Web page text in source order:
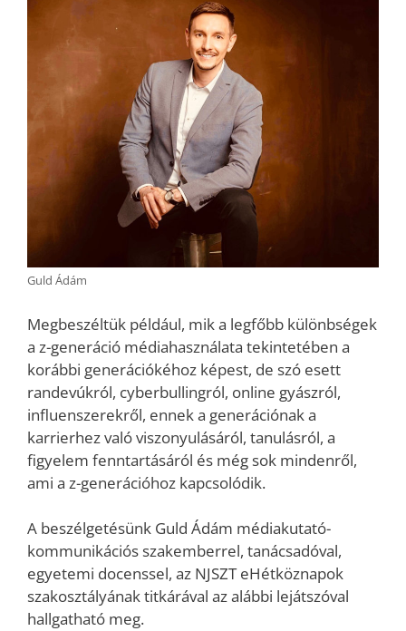
Guld Ádám
Megbeszéltük például, mik a legfőbb különbségek
a z-generáció médiahasználata tekintetében a
korábbi generációkéhoz képest, de szó esett
randevúkról, cyberbullingról, online gyászról,
influenszerekről, ennek a generációnak a
karrierhez való viszonyulásáról, tanulásról, a
figyelem fenntartásáról és még sok mindenről,
ami a z-generációhoz kapcsolódik.
A beszélgetésünk Guld Ádám médiakutató-
kommunikációs szakemberrel, tanácsadóval,
egyetemi docenssel, az NJSZT eHétköznapok
szakosztályának titkárával az alábbi lejátszóval
hallgatható meg.